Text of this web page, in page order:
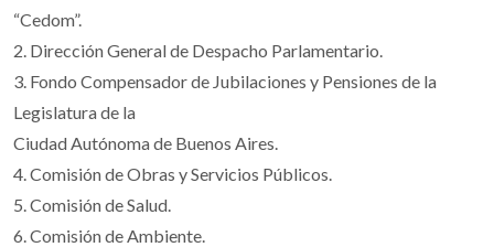
“Cedom”.
2. Dirección General de Despacho Parlamentario.
3. Fondo Compensador de Jubilaciones y Pensiones de la
Legislatura de la
Ciudad Autónoma de Buenos Aires.
4. Comisión de Obras y Servicios Públicos.
5. Comisión de Salud.
6. Comisión de Ambiente.